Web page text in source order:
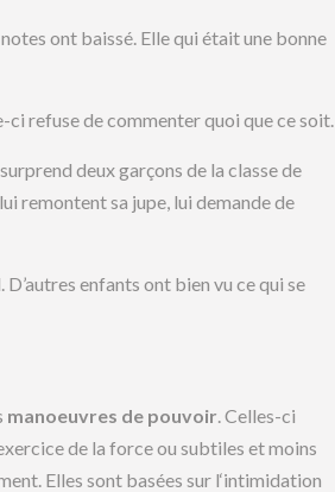
ont baissé. Elle qui était une bonne
ci refuse de commenter quoi que ce soit.
deux garçons de la classe de
remontent sa jupe, lui demande de
enfants ont bien vu ce qui se
manoeuvres de pouvoir. Celles-ci
de la force ou subtiles et moins
Elles sont basées sur l‘intimidation